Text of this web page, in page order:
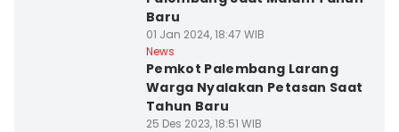
Baru
01 Jan 2024, 18:47 WIB
News
Pemkot Palembang Larang
Warga Nyalakan Petasan Saat
Tahun Baru
25 Des 2023, 18:51 WIB